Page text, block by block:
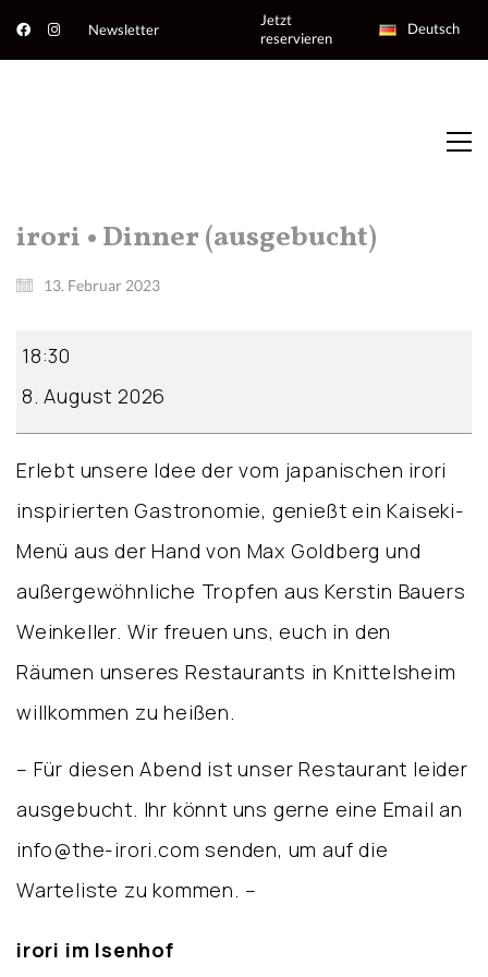
Newsletter
Jetzt
reservieren
Deutsch
irori • Dinner (ausgebucht)
13. Februar 2023
(ausgebucht)
18:30
8. August 2026
Erlebt unsere Idee der vom japanischen irori
inspirierten Gastronomie, genießt ein Kaiseki-
Menü aus der Hand von Max Goldberg und
außergewöhnliche Tropfen aus Kerstin Bauers
Weinkeller. Wir freuen uns, euch in den
Räumen unseres Restaurants in Knittelsheim
willkommen zu heißen.
– Für diesen Abend ist unser Restaurant leider
ausgebucht. Ihr könnt uns gerne eine Email an
info@the-irori.com senden, um auf die
Warteliste zu kommen. –
irori im Isenhof